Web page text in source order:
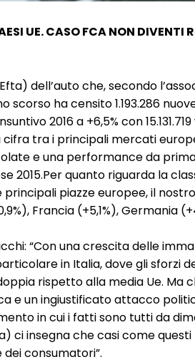
UE. CASO FCA NON DIVENTI
dell’auto che, secondo
scorso ha censito 1.193.286
2016 a +6,5% con
tra i principali mercati
e una performance da
2015.Per quanto riguarda la
piazze europee, il
Francia (+5,1%), Germania
“Con una crescita delle
in Italia, dove gli sforzi
rispetto alla media Ue. Ma
e un ingiustificato attacco
in cui i fatti sono tutti da
ci insegna che casi come
consumatori”.